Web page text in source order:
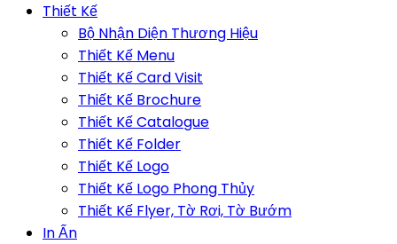
Thiết Kế
Bộ Nhận Diện Thương Hiệu
Thiết Kế Menu
Thiết Kế Card Visit
Thiết Kế Brochure
Thiết Kế Catalogue
Thiết Kế Folder
Thiết Kế Logo
Thiết Kế Logo Phong Thủy
Thiết Kế Flyer, Tờ Rơi, Tờ Bướm
In Ấn